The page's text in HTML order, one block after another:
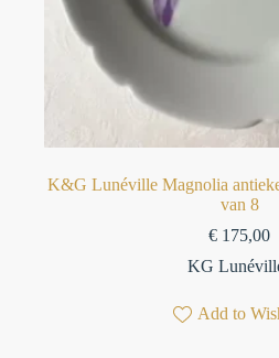
K&G Lunéville Magnolia
van 8
€ 175,00
KG
Add to